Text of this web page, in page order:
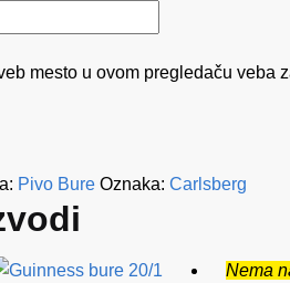
mesto u ovom pregledaču veba
Pivo Bure Oznaka: Carlsberg
Nema